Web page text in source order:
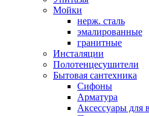
Мойки
нерж. сталь
эмалированные
гранитные
Инсталяции
Полотенцесушители
Бытовая сантехника
Сифоны
Арматура
Аксессуары для